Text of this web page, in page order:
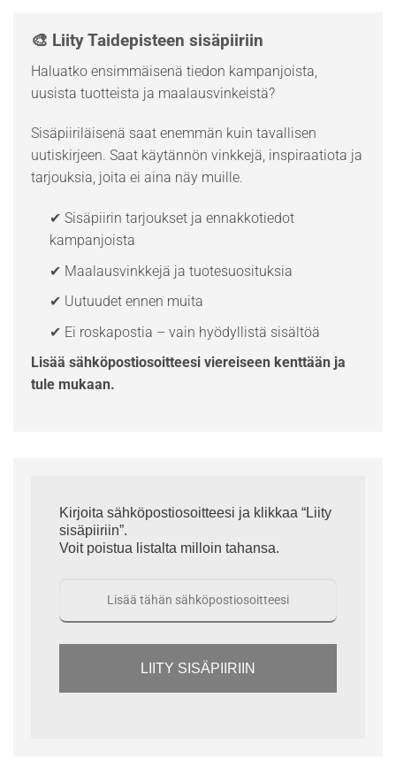
🎨 Liity Taidepisteen sisäpiiriin
Haluatko ensimmäisenä tiedon kampanjoista,
uusista tuotteista ja maalausvinkeistä?
Sisäpiiriläisenä saat enemmän kuin tavallisen
uutiskirjeen. Saat käytännön vinkkejä, inspiraatiota ja
tarjouksia, joita ei aina näy muille.
✔ Sisäpiirin tarjoukset ja ennakkotiedot
kampanjoista
✔ Maalausvinkkejä ja tuotesuosituksia
✔ Uutuudet ennen muita
✔ Ei roskapostia – vain hyödyllistä sisältöä
Lisää sähköpostiosoitteesi viereiseen kenttään ja
tule mukaan.
Kirjoita sähköpostiosoitteesi ja klikkaa “Liity
sisäpiiriin”.
Voit poistua listalta milloin tahansa.
LIITY SISÄPIIRIIN